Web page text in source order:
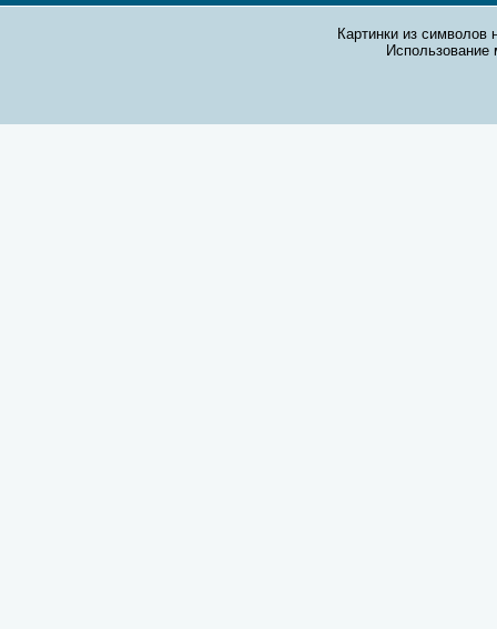
Картинки из символов
Использование